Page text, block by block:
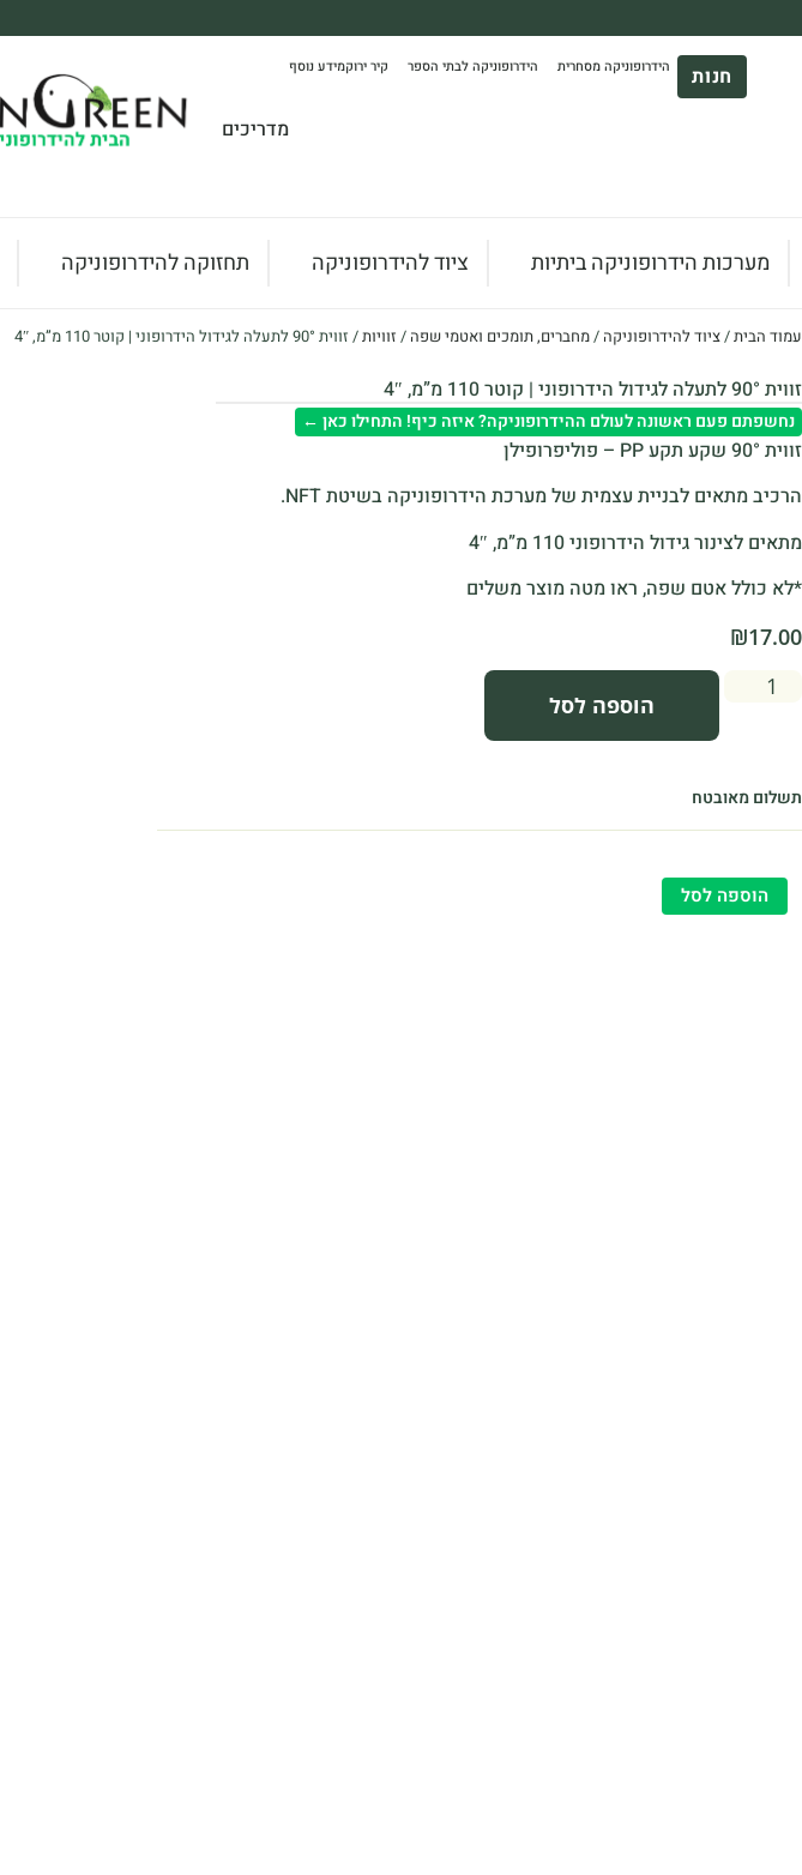
*בהתאם להגבלת גודל ומשקל
חנות הידרופוניקה מסחרית הידרופוניקה לבתי הספר קיר ירוקמידע נוסף
מדריכים
מערכות הידרופוניקה ביתיות ציוד להידרופוניקה תחזוקה להידרופוניקה
עמוד הבית/ציוד להידרופוניקה /מחברים, תומכים ואטמי שפה / זוויות/ זווית 90° לתעלה לגידול הידרופוני | קוטר 110 מ”מ, 4″
זווית 90° לתעלה לגידול הידרופוני | קוטר 110 מ”מ, 4″
נחשפתם פעם ראשונה לעולם ההידרופוניקה? איזה כיף! התחילו כאן ←
זווית 90° שקע תקע PP – פוליפרופילן
הרכיב מתאים לבניית עצמית של מערכת הידרופוניקה בשיטת NFT.
מתאים לצינור גידול הידרופוני 110 מ”מ, 4″
*לא כולל אטם שפה, ראו מטה מוצר משלים
₪17.00
הוספה לסל
תשלום מאובטח
הוספה לסל